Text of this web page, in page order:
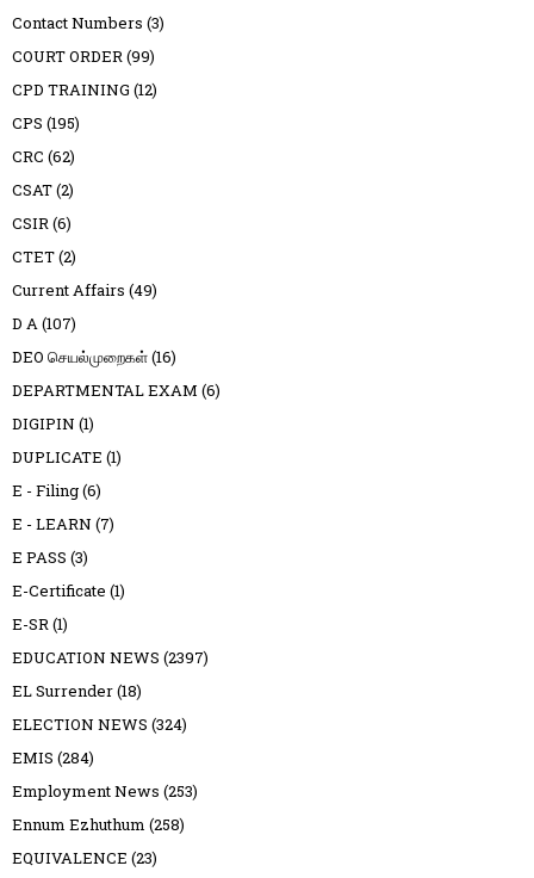
Contact Numbers (3)
COURT ORDER(99)
CPD TRAINING (12)
CPS (195)
CRC (62)
CSAT(2)
CSIR(6)
CTET(2)
Current Affairs (49)
D A(107)
DEO செயல்முறைகள்(16)
DEPARTMENTAL EXAM (6)
DIGIPIN (1)
DUPLICATE (1)
E - Filing(6)
E - LEARN (7)
E PASS (3)
E-Certificate (1)
E-SR(1)
EDUCATION NEWS (2397)
EL Surrender(18)
ELECTION NEWS (324)
EMIS (284)
Employment News (253)
Ennum Ezhuthum (258)
EQUIVALENCE (23)